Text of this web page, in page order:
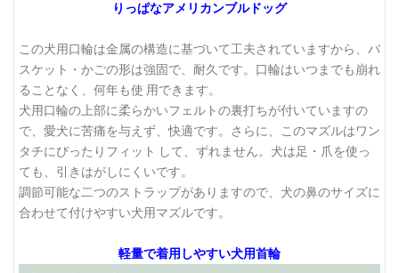
りっぱなアメリカンブルドッグ
この犬用口輪は金属の構造に基づいて工夫されていますから、バ
スケット・かごの形は強固で、耐久です。口輪はいつまでも崩れ
ることなく、何年も使 用できます。
犬用口輪の上部に柔らかいフェルトの裏打ちが付いていますの
で、愛犬に苦痛を与えず、快適です。さらに、このマズルはワン
タチにぴったりフィット して、ずれません。犬は足・爪を使っ
ても、引きはがしにくいです。
調節可能な二つのストラップがありますので、犬の鼻のサイズに
合わせて付けやすい犬用マズルです。
軽量で着用しやすい犬用首輪